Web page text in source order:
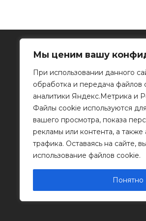
Мы ценим вашу
При использовании данного
обработка и передача файлов
аналитики Яндекс.Метрика и
Файлы cookie используются
вашего просмотра, показа
рекламы или контента, а также
трафика. Оставаясь на сайте,
использование файлов cookie.
Понятно
Рязанское
390023, г. Рязань, ул.
Телефон: 8 (4912) 46-34-04
Информационные
для размещения на
© 2011 - 2026